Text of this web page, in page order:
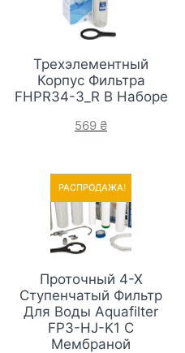
Трехэлементный
Корпус Фильтра
FHPR34-3_R В Наборе
569 ₴
РАСПРОДАЖА!
РАСПРОДАЖА!
Проточный 4-Х
Ступенчатый Фильтр
Для Воды Aquafilter
FP3-HJ-K1 С
Мембраной